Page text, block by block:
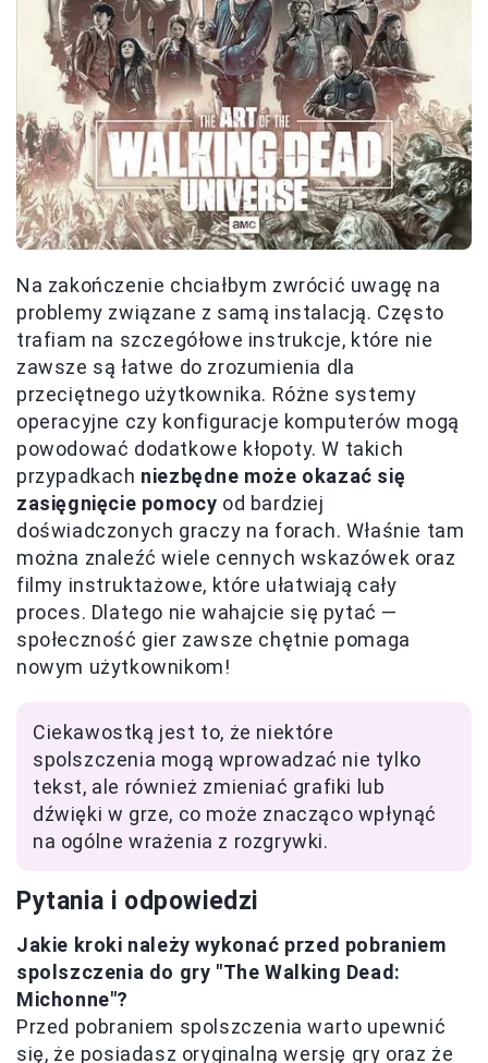
Na zakończenie chciałbym zwrócić uwagę na
problemy związane z samą instalacją. Często
trafiam na szczegółowe instrukcje, które nie
zawsze są łatwe do zrozumienia dla
przeciętnego użytkownika. Różne systemy
operacyjne czy konfiguracje komputerów mogą
powodować dodatkowe kłopoty. W takich
przypadkach niezbędne może okazać się
zasięgnięcie pomocy od bardziej
doświadczonych graczy na forach. Właśnie tam
można znaleźć wiele cennych wskazówek oraz
filmy instruktażowe, które ułatwiają cały
proces. Dlatego nie wahajcie się pytać —
społeczność gier zawsze chętnie pomaga
nowym użytkownikom!
Ciekawostką jest to, że niektóre
spolszczenia mogą wprowadzać nie tylko
tekst, ale również zmieniać grafiki lub
dźwięki w grze, co może znacząco wpłynąć
na ogólne wrażenia z rozgrywki.
Pytania i odpowiedzi
Jakie kroki należy wykonać przed pobraniem
spolszczenia do gry "The Walking Dead:
Michonne"?
Przed pobraniem spolszczenia warto upewnić
się, że posiadasz oryginalną wersję gry oraz że